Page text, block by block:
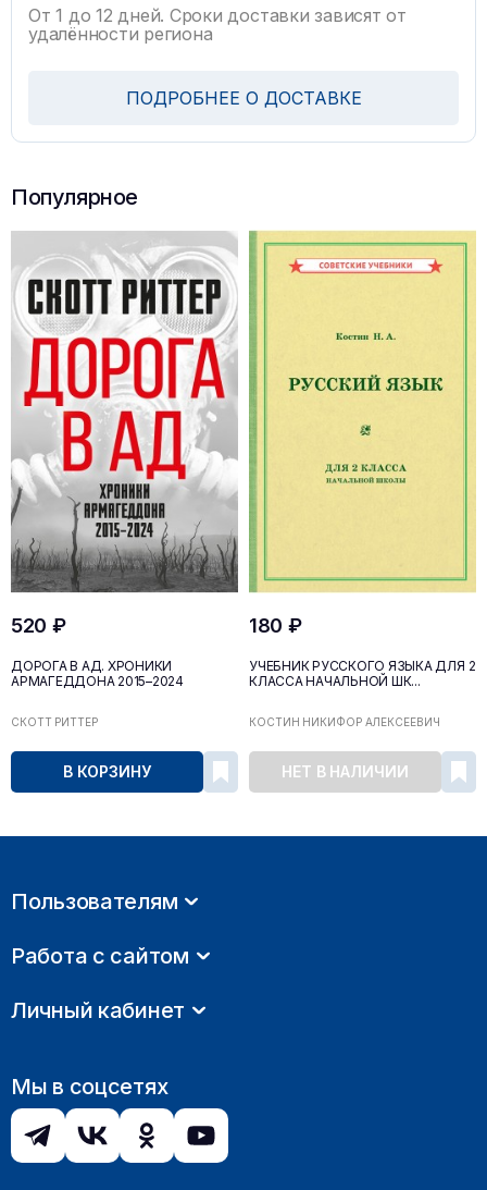
От 1 до 12 дней. Сроки доставки зависят от
удалённости региона
ПОДРОБНЕЕ О ДОСТАВКЕ
Популярное
520 ₽
ДОРОГА В АД. ХРОНИКИ
АРМАГЕДДОНА 2015–2024
СКОТТ РИТТЕР
В КОРЗИНУ
180 ₽
УЧЕБНИК РУССКОГО ЯЗЫКА ДЛЯ 2
КЛАССА НАЧАЛЬНОЙ ШК...
КОСТИН НИКИФОР АЛЕКСЕЕВИЧ
НЕТ В НАЛИЧИИ
Пользователям
Работа с сайтом
Личный кабинет
Мы в соцсетях